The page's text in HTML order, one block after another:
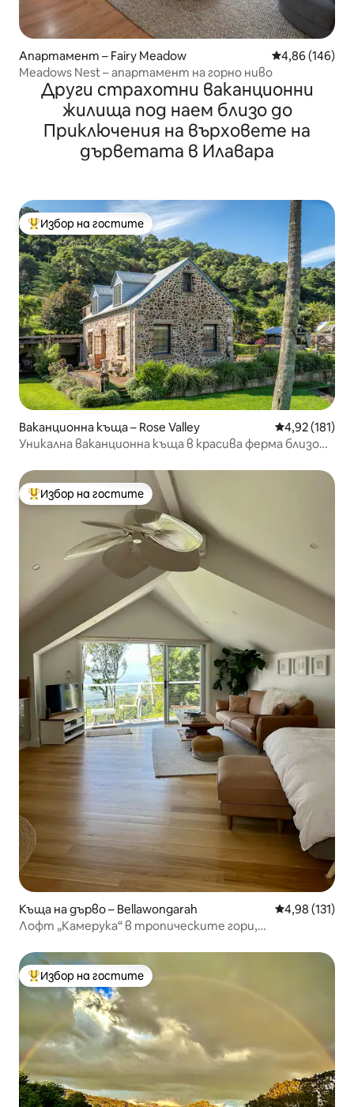
Апартамент – Fairy Meadow Средна
4,86 (146)
Meadows Nest – апартамент на горно ниво
Други страхотни ваканционни
жилища под наем близо до
Приключения на върховете на
дърветата в Илавара
Най-популярен избор на гостите
Избор на гостите
Ваканционна къща – Rose Valley Средна
4,92 (181)
Уникална ваканционна къща в красива ферма близо
Най-популярен избор на гостите
Избор на гостите
Къща на дърво – Bellawongarah Средна
4,98 (131)
Лофт „Камерука“ в тропическите гори,
Най-популярен избор на гостите
Избор на гостите